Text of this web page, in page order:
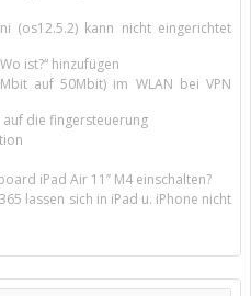
(os12.5.2) kann nicht eingerichtet
ist?“ hinzufügen
auf 50Mbit) im WLAN bei VPN
die fingersteuerung
iPad Air 11’’ M4 einschalten?
lassen sich in iPad u. iPhone nicht